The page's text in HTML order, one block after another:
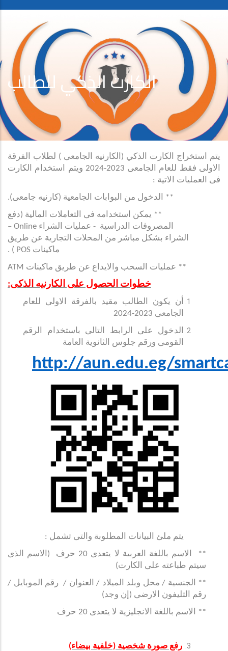
الكارت الذكي للطالب
يتم استخراج الكارت الذكي (الكارنيه الجامعى ) لطلاب الفرقة
الاولى فقط للعام الجامعى 2023-2024 ويتم استخدام الكارت
فى العمليات الاتية :
** الدخول من البوابات الجامعية (كارنيه جامعى).
** يمكن استخدامه فى التعاملات المالية (دفع
المصروفات الدراسية - عمليات الشراء Online
–
الشراء بشكل مباشر من المحلات التجارية عن طريق
ماكينات POS
) .
** عمليات السحب والايداع عن طريق ماكينات ATM
خطوات الحصول على الكارنيه الذكى:
أن يكون الطالب مقيد بالفرقة الاولى للعام
الجامعى 2023-2024
الدخول على الرابط التالى باستخدام الرقم
القومى ورقم جلوس الثانوية العامة
http://aun.edu.eg/
او عن طريق عملScanللباركود التالى :
يتم ملئ البيانات المطلوبة والتى تشمل :
** الاسم باللغة العربية لا يتعدى 20 حرف (الاسم الذى
سيتم طباعته على الكارت)
** الجنسية / محل وبلد الميلاد / العنوان / رقم الموبايل /
رقم التليفون الارضى (إن وجد)
** الاسم باللغة الانجليزية لا يتعدى 20 حرف
رفع صورة شخصية (خلفية بيضاء)